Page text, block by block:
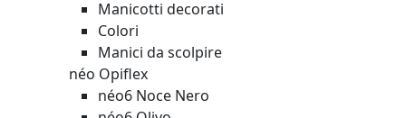
Manicotti decorati
Colori
Manici da scolpire
néo Opiflex
néo6 Noce Nero